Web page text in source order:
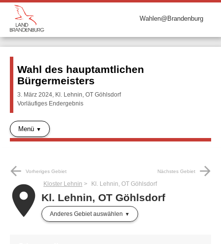
Wahlen@Brandenburg
Wahl des hauptamtlichen
Bürgermeisters
3. März 2024, Kl. Lehnin, OT Göhlsdorf
Vorläufiges Endergebnis
Menü
arrow_back Vorheriges Gebiet Nächstes Gebiet arrow_forward
placeKloster Lehnin Kl. Lehnin, OT Göhlsdorf
Kl. Lehnin, OT Göhlsdorf
Anderes Gebiet auswählen